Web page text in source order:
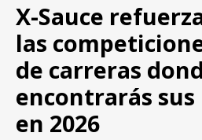
X-Sauce
las
de carreras
encontrarás
en 2026